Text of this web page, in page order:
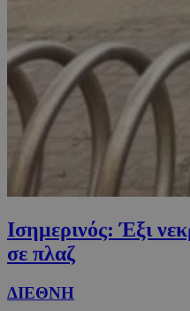
Ισημερινός: Έξι
σε πλαζ
ΔΙΕΘΝΗ